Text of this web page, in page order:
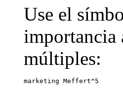
Use el
importancia
múltiples:
marketing Meffert^5